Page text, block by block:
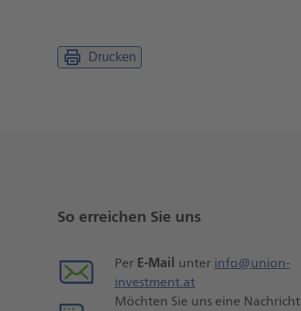
Drucken
So erreichen Sie uns
Per E-Mail unter info@union-
investment.at
Möchten Sie uns eine Nachricht